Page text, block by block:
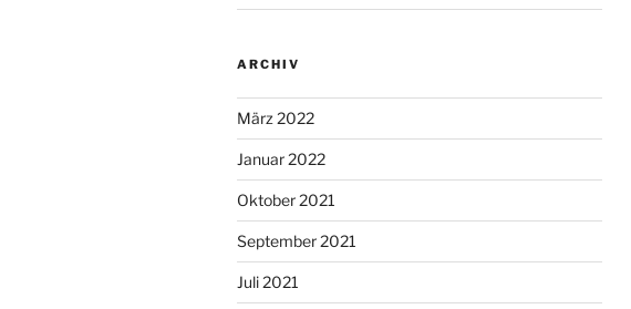
ARCHIV
März 2022
Januar 2022
Oktober 2021
September 2021
Juli 2021